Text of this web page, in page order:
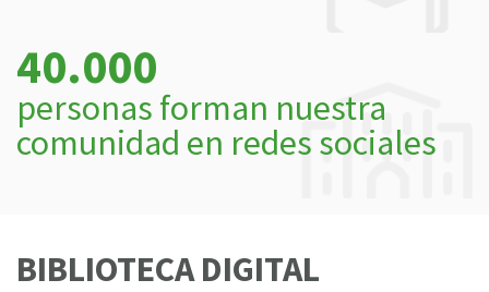
40.000
personas forman nuestra
comunidad en redes sociales
BIBLIOTECA DIGITAL